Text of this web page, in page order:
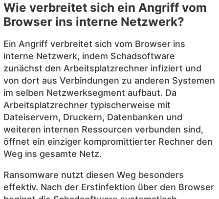
Wie verbreitet sich ein Angriff vom
Browser ins interne Netzwerk?
Ein Angriff verbreitet sich vom Browser ins
interne Netzwerk, indem Schadsoftware
zunächst den Arbeitsplatzrechner infiziert und
von dort aus Verbindungen zu anderen Systemen
im selben Netzwerksegment aufbaut. Da
Arbeitsplatzrechner typischerweise mit
Dateiservern, Druckern, Datenbanken und
weiteren internen Ressourcen verbunden sind,
öffnet ein einziger kompromittierter Rechner den
Weg ins gesamte Netz.
Ransomware nutzt diesen Weg besonders
effektiv. Nach der Erstinfektion über den Browser